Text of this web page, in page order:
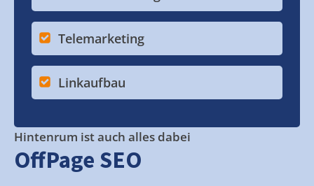
Telemarketing
Linkaufbau
Hintenrum ist auch alles dabei
OffPage SEO